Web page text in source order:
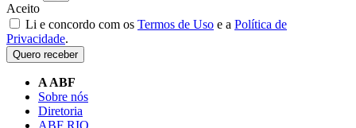
Aceito
Li e concordo com os Termos de Uso e a Política de
Privacidade.
Quero receber
A ABF
Sobre nós
Diretoria
ABF RIO